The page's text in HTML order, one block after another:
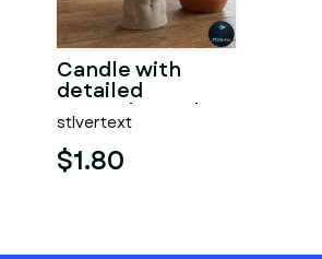
Candle with
detailed
muscular male
torso
stlvertext
$1.80